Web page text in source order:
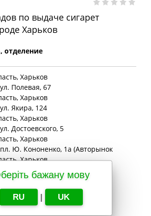
бажану мову
RU | UK
по выдаче сигарет
Харьков
отделение
, Харьков
Полевая, 67
, Харьков
Якира, 124
, Харьков
Достоевского, 5
, Харьков
Ю. Кононенко, 1а (Авторынок
, Харьков
Академика Павлова, 120
, Харьков
Победы, 46-а
, Харьков
Лукъяновская, 2